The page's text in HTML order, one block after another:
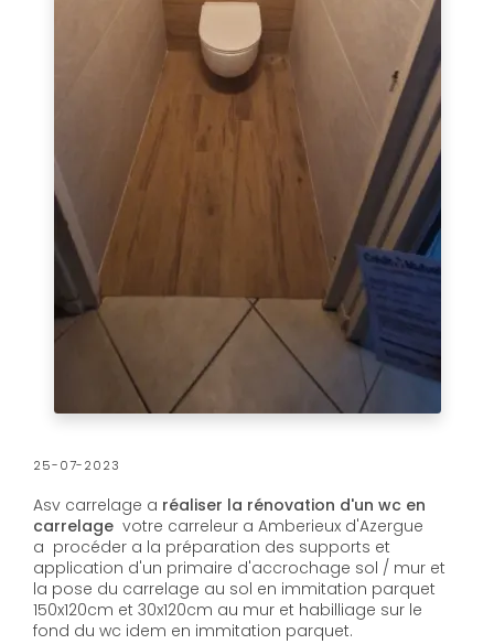
25-07-2023
Asv carrelage a réaliser la rénovation d'un wc en
carrelage votre carreleur a Amberieux d'Azergue
a procéder a la préparation des supports et
application d'un primaire d'accrochage sol / mur et
la pose du carrelage au sol en immitation parquet
150x120cm et 30x120cm au mur et habilliage sur le
fond du wc idem en immitation parquet.